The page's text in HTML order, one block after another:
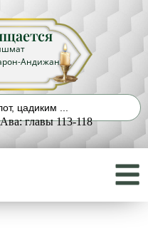
Андижан
главы 113-118